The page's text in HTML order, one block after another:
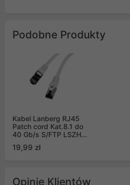
Podobne Produkty
Kabel Lanberg RJ45
Patch cord Kat.8.1 do
40 Gb/s S/FTP LSZH
Passed (PCF8-10CU-
19,99 zł
Opinie Klientów